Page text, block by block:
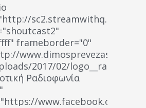
frameborder="0"
www.dimosprevezas.gr/wp-
2017/02/
Ραδιοφωνία
www.facebook.com/